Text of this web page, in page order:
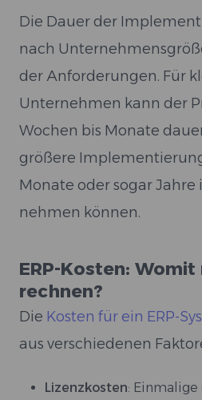
Die Dauer der
nach
der Anforderungen. Für
Unternehmen kann der
Wochen bis Monate
größere
Monate oder sogar Jahre
nehmen können.
ERP-Kosten:
rechnen?
Die Kosten für ein ERP-
aus verschiedenen
Lizenzkosten: